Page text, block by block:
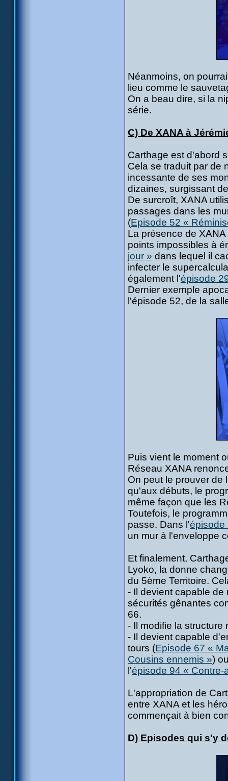
Néanmoins, on
lieu comme le
On a beau dire, si la
série.
C) De XANA à
Carthage est d'abord
Cela se traduit par de
incessante de ses
dizaines, surgissant
De surcroît, XANA
passages dans les
(Episode 52 «
La présence de
points impossibles à
jour » dans lequel il
infecter le
également l'épisode
Dernier exemple
l'épisode 52, de la
Puis vient le moment
Réseau XANA
On peut le prouver de
qu'aux débuts, le
même façon que les
Toutefois, le
passe. Dans l'épisode
un mur à l'enveloppe
Et finalement,
Lyoko, la donne
du 5ème Territoire.
- Il devient capable de
sécurités gênantes
66.
- Il modifie la structure
- Il devient capable
tours (Episode 67 «
Cousins ennemis »)
l'épisode 94 « Contre-
L'appropriation de
entre XANA et les
commençait à bien
D) Episodes qui s'y